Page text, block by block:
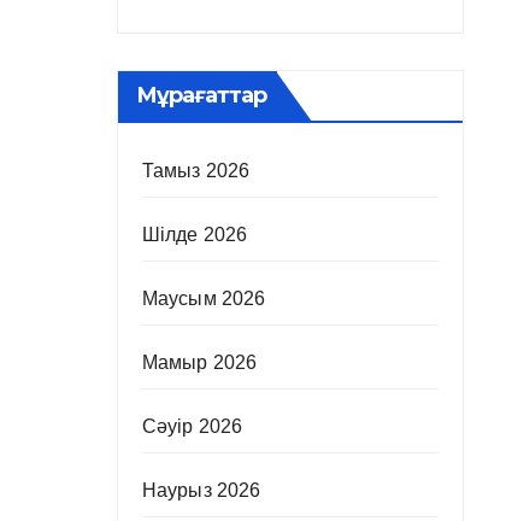
Мұрағаттар
Тамыз 2026
Шілде 2026
Маусым 2026
Мамыр 2026
Сәуір 2026
Наурыз 2026